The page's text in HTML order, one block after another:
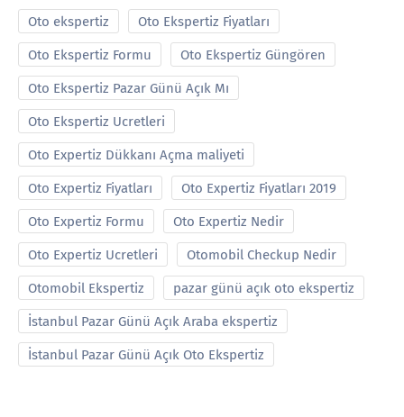
Oto ekspertiz Oto Ekspertiz Fiyatları
Oto Ekspertiz Formu Oto Ekspertiz Güngören
Oto Ekspertiz Pazar Günü Açık Mı
Oto Ekspertiz Ucretleri
Oto Expertiz Dükkanı Açma maliyeti
Oto Expertiz Fiyatları Oto Expertiz Fiyatları 2019
Oto Expertiz Formu Oto Expertiz Nedir
Oto Expertiz Ucretleri Otomobil Checkup Nedir
Otomobil Ekspertiz pazar günü açık oto ekspertiz
İstanbul Pazar Günü Açık Araba ekspertiz
İstanbul Pazar Günü Açık Oto Ekspertiz